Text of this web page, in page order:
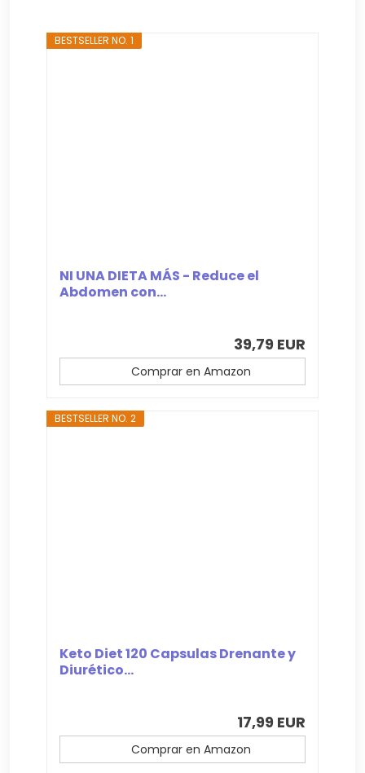
BESTSELLER NO. 1
NI UNA DIETA MÁS - Reduce el
Abdomen con...
39,79 EUR
Comprar en Amazon
BESTSELLER NO. 2
Keto Diet 120 Capsulas Drenante y
Diurético...
17,99 EUR
Comprar en Amazon